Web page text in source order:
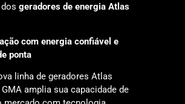
geradores de energia Atlas
com energia confiável e
ponta
linha de geradores Atlas
amplia sua capacidade de